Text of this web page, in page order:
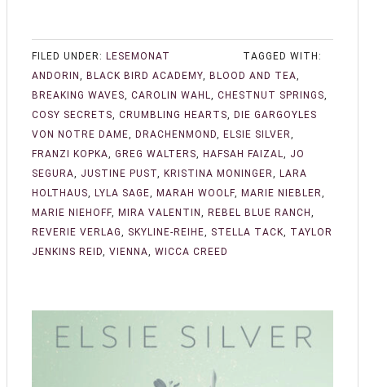
FILED UNDER: LESEMONAT
TAGGED WITH:
ANDORIN , BLACK BIRD ACADEMY, BLOOD AND TEA,
BREAKING WAVES, CAROLIN WAHL, CHESTNUT SPRINGS,
COSY SECRETS, CRUMBLING HEARTS, DIE GARGOYLES
VON NOTRE DAME, DRACHENMOND, ELSIE SILVER,
FRANZI KOPKA, GREG WALTERS, HAFSAH FAIZAL, JO
SEGURA, JUSTINE PUST, KRISTINA MONINGER, LARA
HOLTHAUS, LYLA SAGE, MARAH WOOLF, MARIE NIEBLER,
MARIE NIEHOFF, MIRA VALENTIN , REBEL BLUE RANCH ,
REVERIE VERLAG, SKYLINE-REIHE, STELLA TACK, TAYLOR
JENKINS REID, VIENNA, WICCA CREED